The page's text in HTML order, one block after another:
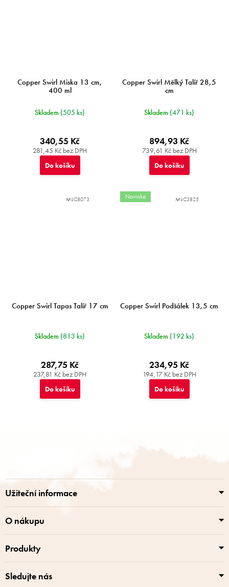
Copper Swirl Miska 13 cm,
400 ml
Skladem (505 ks)
281,45 Kč bez DPH
340,55 Kč
Do košíku
Copper Swirl Mělký Talíř 28,5
cm
Skladem (471 ks)
739,61 Kč bez DPH
894,93 Kč
Do košíku
Copper Swirl Tapas Talíř 17 cm
Skladem (813 ks)
237,81 Kč bez DPH
287,75 Kč
Do košíku
MIJC8073 Novinka
Copper Swirl Podšálek 13,5 cm
Skladem (192 ks)
194,17 Kč bez DPH
234,95 Kč
Do košíku
MIJC3825
Užiteční informace
O nákupu
Produkty
Sledujte nás